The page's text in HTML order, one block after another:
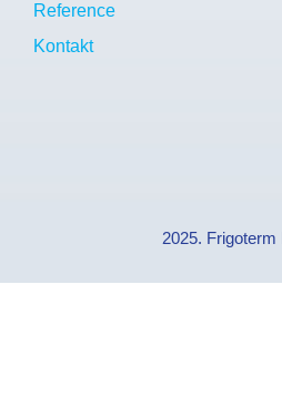
Reference
Kontakt
2025. Frigoterm